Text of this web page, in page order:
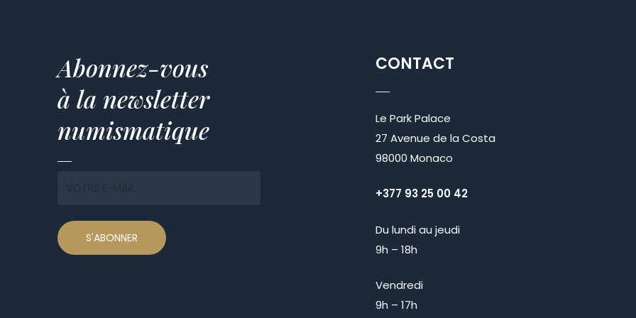
Abonnez-vous
à la newsletter
numismatique
CONTACT
Le Park Palace
27 Avenue de la Costa
98000 Monaco
+377 93 25 00 42
Du lundi au jeudi
9h – 18h
Vendredi
9h – 17h